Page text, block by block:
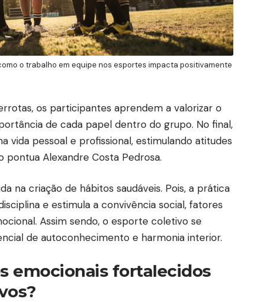
o trabalho em equipe nos esportes impacta positivamente
os participantes aprendem a valorizar o
de cada papel dentro do grupo. No final,
vida pessoal e profissional, estimulando atitudes
Alexandre Costa Pedrosa.
na criação de hábitos saudáveis. Pois, a prática
e estimula a convivência social, fatores
Assim sendo, o esporte coletivo se
de autoconhecimento e harmonia interior.
emocionais fortalecidos